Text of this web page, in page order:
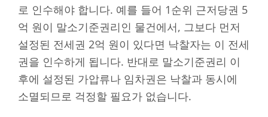
로 인수해야 합니다. 예를 들어 1순위 근저당권 5
억 원이 말소기준권리인 물건에서, 그보다 먼저
설정된 전세권 2억 원이 있다면 낙찰자는 이 전세
권을 인수하게 됩니다. 반대로 말소기준권리 이
후에 설정된 가압류나 임차권은 낙찰과 동시에
소멸되므로 걱정할 필요가 없습니다.